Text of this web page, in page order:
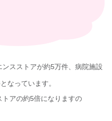
スストアが約5万件、病院施設
なっています。
アの約5倍になりますの